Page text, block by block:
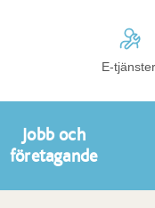
E-tjänster
Jobb och
företagande